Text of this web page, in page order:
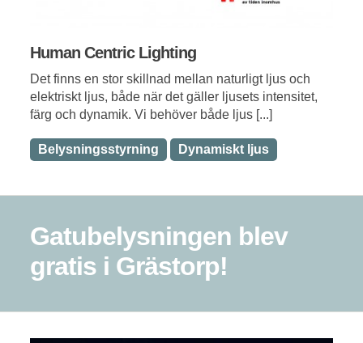
Human Centric Lighting
Det finns en stor skillnad mellan naturligt ljus och
elektriskt ljus, både när det gäller ljusets intensitet,
färg och dynamik. Vi behöver både ljus [...]
Belysningsstyrning Dynamiskt ljus
Gatubelysningen blev
gratis i Grästorp!